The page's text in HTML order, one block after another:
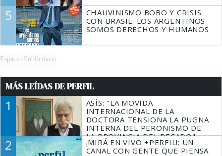
5
CHAUVINISMO BOBO Y CRISIS
CON BRASIL: LOS ARGENTINOS
SOMOS DERECHOS Y HUMANOS
Espacio Publicitario
MÁS LEÍDAS DE PERFIL
1
ASÍS: "LA MOVIDA
INTERNACIONAL DE LA
DOCTORA TENSIONA LA PUGNA
INTERNA DEL PERONISMO DE
LA PROVINCIA DEL PECADO"
2
¡MIRÁ EN VIVO +PERFIL!: UN
CANAL CON GENTE QUE PIENSA